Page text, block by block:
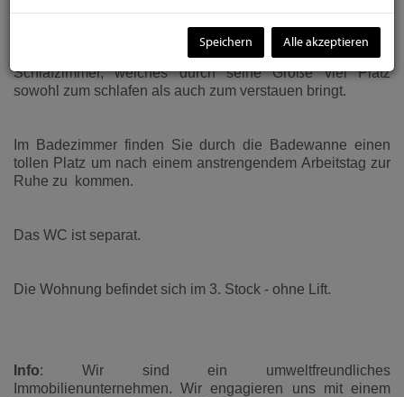
Wohnküche, welche bereits mit einer neuen
Aus der Wohnküche, führt eine Tür ins geräumige
Schlafzimmer, welches durch seine Größe viel Platz
sowohl zum schlafen als auch zum verstauen bringt.
Im Badezimmer finden Sie durch die Badewanne einen
tollen Platz um nach einem anstrengendem Arbeitstag zur
Ruhe zu kommen.
Das WC ist separat.
Die Wohnung befindet sich im 3. Stock - ohne Lift.
Info: Wir sind ein umweltfreundliches
Immobilienunternehmen. Wir engagieren uns mit einem
Speichern Alle akzeptieren